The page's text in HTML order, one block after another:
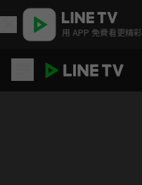
用 APP 免費看更精彩